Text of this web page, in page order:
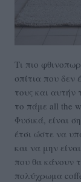
Τι πιο
σπίτια που δεν
τους και αυτήν
το πάμε all the
Φυσικά, είναι
έτσι ώστε να
και να μην
που θα κάνουν
πολύχρωμα